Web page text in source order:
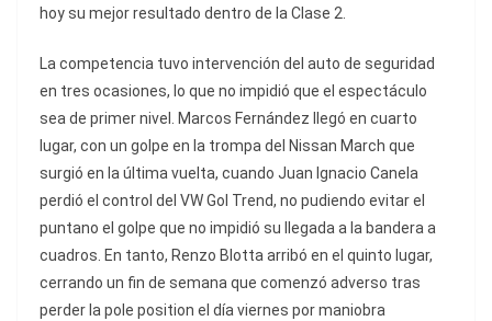
hoy su mejor resultado dentro de la Clase 2.
La competencia tuvo intervención del auto de seguridad
en tres ocasiones, lo que no impidió que el espectáculo
sea de primer nivel. Marcos Fernández llegó en cuarto
lugar, con un golpe en la trompa del Nissan March que
surgió en la última vuelta, cuando Juan Ignacio Canela
perdió el control del VW Gol Trend, no pudiendo evitar el
puntano el golpe que no impidió su llegada a la bandera a
cuadros. En tanto, Renzo Blotta arribó en el quinto lugar,
cerrando un fin de semana que comenzó adverso tras
perder la pole position el día viernes por maniobra